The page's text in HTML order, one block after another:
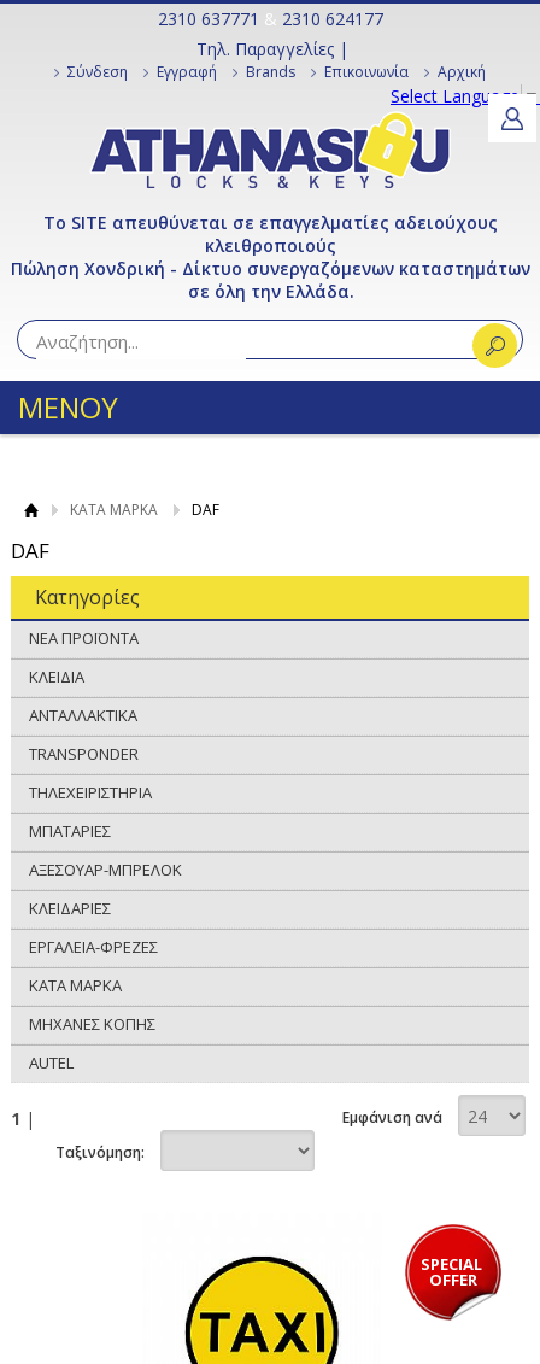
2310 637771 & 2310 624177
Τηλ. Παραγγελίες |
Σύνδεση Εγγραφή Brands Επικοινωνία Αρχική
Select Language▼
Το SITE απευθύνεται σε επαγγελματίες αδειούχους
κλειθροποιούς
Πώληση Χονδρική - Δίκτυο συνεργαζόμενων καταστημάτων
σε όλη την Ελλάδα.
ΜΕΝΟΥ
ΚΑΤΑ ΜΑΡΚΑ DAF
DAF
Κατηγορίες
ΝΕΑ ΠΡΟΪΟΝΤΑ
ΚΛΕΙΔΙΑ
ΑΝΤΑΛΛΑΚΤΙΚΑ
TRANSPONDER
ΤΗΛΕΧΕΙΡΙΣΤΗΡΙΑ
ΜΠΑΤΑΡΙΕΣ
ΑΞΕΣΟΥΑΡ-ΜΠΡΕΛΟΚ
ΚΛΕΙΔΑΡΙΕΣ
ΕΡΓΑΛΕΙΑ-ΦΡΕΖΕΣ
ΚΑΤΑ ΜΑΡΚΑ
ΜΗΧΑΝΕΣ ΚΟΠΗΣ
AUTEL
1 |
Εμφάνιση ανά
Ταξινόμηση:
SPECIAL
OFFER